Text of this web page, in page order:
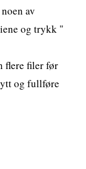
av
og trykk "
flere filer før
og fullføre